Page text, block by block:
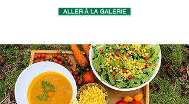
ALLER À LA GALERIE